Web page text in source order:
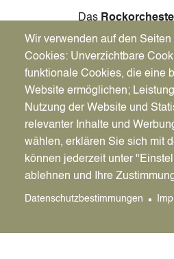
Das
Andrade bringt
Musiker*innen aus
großer Liebe zur
Tickets
Karten für
In Datteln:
Wir verwenden auf den
Cookies: Unverzichtbare
funktionale Cookies, die eine
Website ermöglichen;
Nutzung der Website und
relevanter Inhalte und
wählen, erklären Sie sich mit
können jederzeit unter
ablehnen und Ihre
Datenschutzbestimmungen